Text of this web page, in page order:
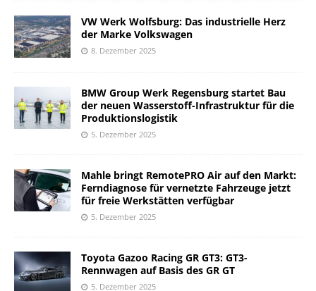
VW Werk Wolfsburg: Das industrielle Herz
der Marke Volkswagen
8. Dezember 2025
BMW Group Werk Regensburg startet Bau
der neuen Wasserstoff-Infrastruktur für die
Produktionslogistik
5. Dezember 2025
Mahle bringt RemotePRO Air auf den Markt:
Ferndiagnose für vernetzte Fahrzeuge jetzt
für freie Werkstätten verfügbar
5. Dezember 2025
Toyota Gazoo Racing GR GT3: GT3-
Rennwagen auf Basis des GR GT
5. Dezember 2025